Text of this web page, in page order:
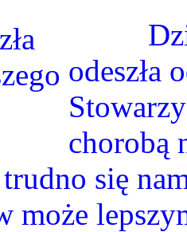
Dziś
odeszła
chorobą
się